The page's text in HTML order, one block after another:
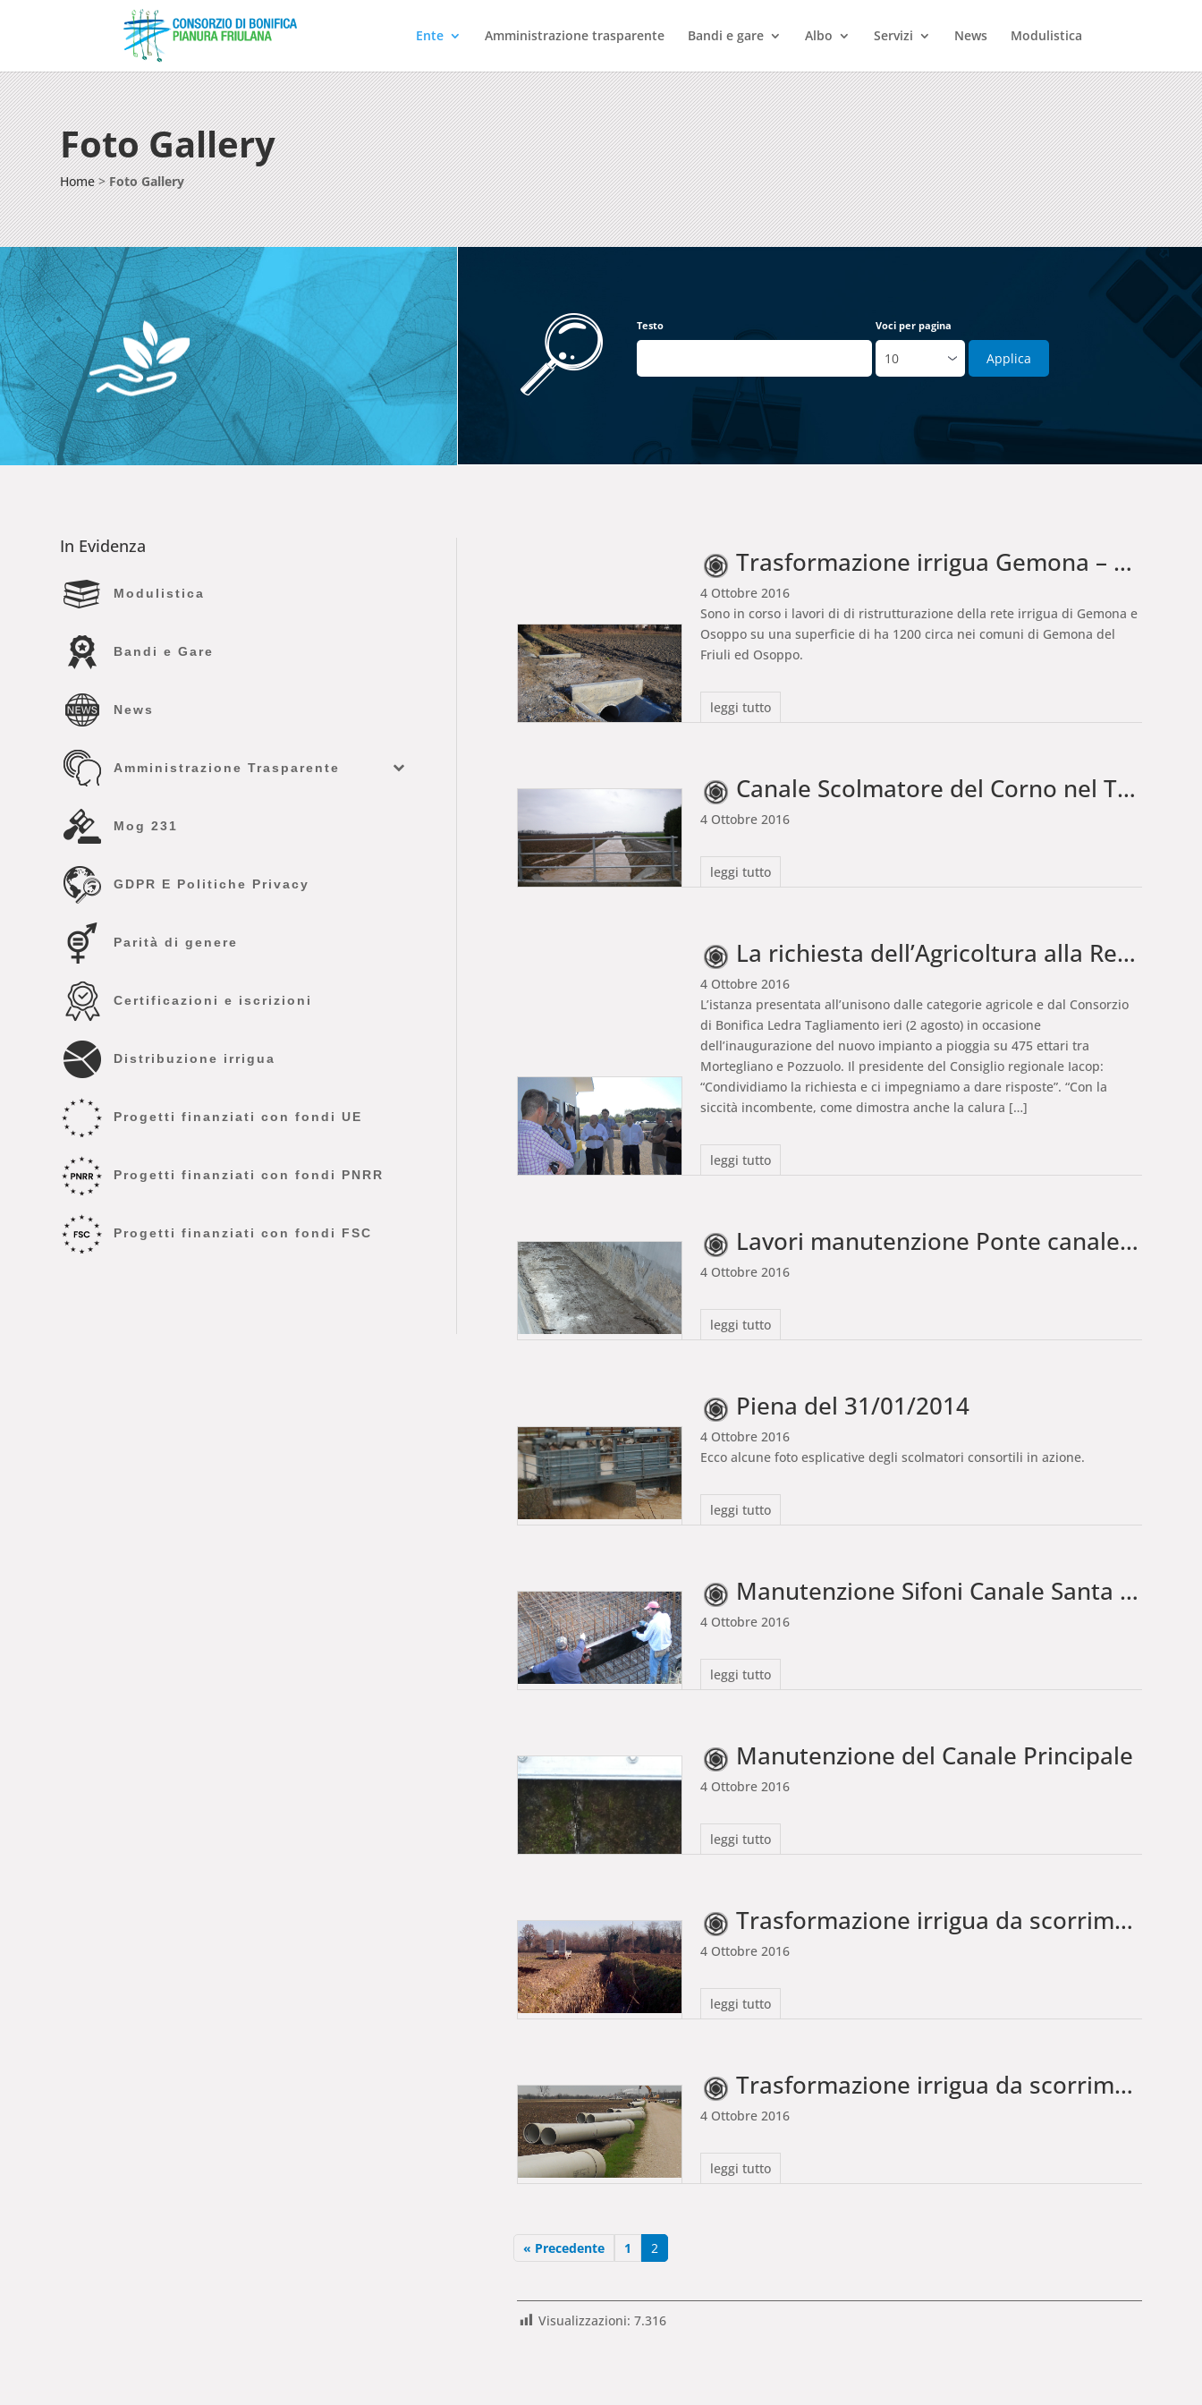
Ente Amministrazione trasparente Bandi e gare Albo Servizi News Modulistica
Foto Gallery
Home>Foto Gallery
Testo Voci per pagina
In Evidenza
Modulistica
Bandi e Gare
News
Amministrazione Trasparente
Mog 231
GDPR E Politiche Privacy
Parità di genere
Certificazioni e iscrizioni
Distribuzione irrigua
Progetti finanziati con fondi UE
Progetti finanziati con fondi PNRR
Progetti finanziati con fondi FSC
Trasformazione irrigua Gemona – Osoppo
4 Ottobre 2016
Sono in corso i lavori di di ristrutturazione della rete irrigua di Gemona e
Osoppo su una superficie di ha 1200 circa nei comuni di Gemona del
Friuli ed Osoppo.
leggi tutto
Canale Scolmatore del Corno nel Tagliamento Situato a Rive d’ Arcano
4 Ottobre 2016
leggi tutto
La richiesta dell’Agricoltura alla Regione: 20 milioni l’anno per gli impianti irrigui infrastruttura determinante per fare agricoltura e agroalimentare di qualità
4 Ottobre 2016
L’istanza presentata all’unisono dalle categorie agricole e dal Consorzio
di Bonifica Ledra Tagliamento ieri (2 agosto) in occasione
dell’inaugurazione del nuovo impianto a pioggia su 475 ettari tra
Mortegliano e Pozzuolo. Il presidente del Consiglio regionale Iacop:
“Condividiamo la richiesta e ci impegniamo a dare risposte”. “Con la
siccità incombente, come dimostra anche la calura […]
leggi tutto
Lavori manutenzione Ponte canale sul Torrente Cormor
4 Ottobre 2016
leggi tutto
Piena del 31/01/2014
4 Ottobre 2016
Ecco alcune foto esplicative degli scolmatori consortili in azione.
leggi tutto
Manutenzione Sifoni Canale Santa Maria
4 Ottobre 2016
leggi tutto
Manutenzione del Canale Principale
4 Ottobre 2016
leggi tutto
Trasformazione irrigua da scorrimento ad aspersione nel Comprensorio denominato Vissandone
4 Ottobre 2016
leggi tutto
Trasformazione irrigua da scorrimento ad aspersione nel Comprensorio denominato Lavariano
4 Ottobre 2016
leggi tutto
« Precedente 1 2
Visualizzazioni: 7.316